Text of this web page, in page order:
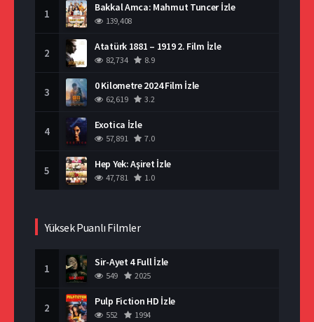
1 Bakkal Amca: Mahmut Tuncer İzle
139,408
2 Atatürk 1881 – 1919 2. Film İzle
82,734 8.9
3 0 Kilometre 2024 Film İzle
62,619 3.2
4 Exotica İzle
57,891 7.0
5 Hep Yek: Aşiret İzle
47,781 1.0
Yüksek Puanlı Filmler
1 Sir-Ayet 4 Full İzle
549 2025
2 Pulp Fiction HD İzle
552 1994